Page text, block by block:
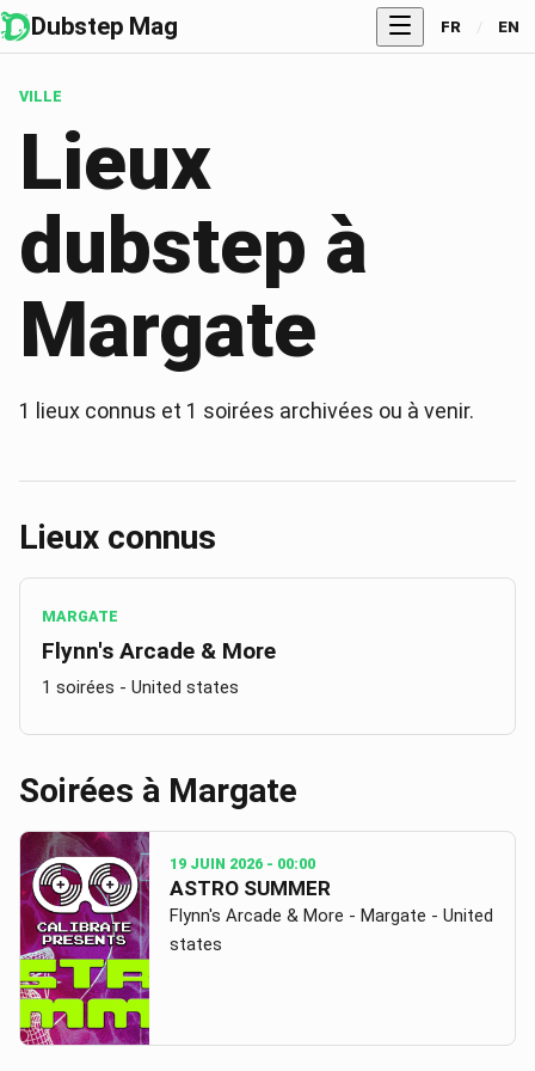
Dubstep Mag FR / EN
VILLE
Lieux
dubstep à
Margate
1 lieux connus et 1 soirées archivées ou à venir.
Lieux connus
MARGATE
Flynn's Arcade & More
1 soirées - United states
Soirées à Margate
19 JUIN 2026 - 00:00
ASTRO SUMMER
Flynn's Arcade & More - Margate - United
states